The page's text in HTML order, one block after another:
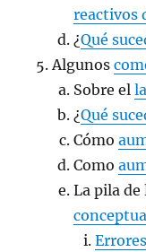
reactivos
¿Qué
Algunos
Sobre el
¿Qué
Cómo
Como
La pila